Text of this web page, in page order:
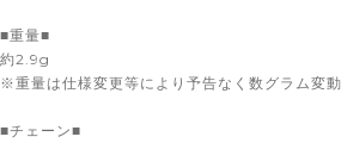
■重量■
約2.9g
※重量は仕様変更等により予告なく数グラム変動
■チェーン■